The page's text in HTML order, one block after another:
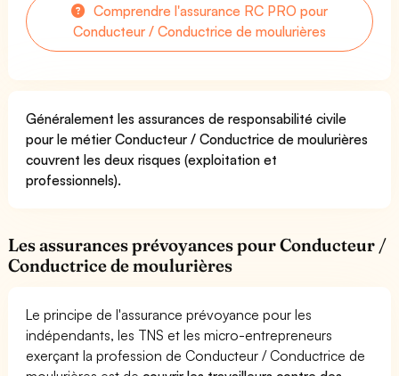
Comprendre l'assurance RC PRO pour
Conducteur / Conductrice de moulurières
Généralement les assurances de responsabilité civile
pour le métier Conducteur / Conductrice de moulurières
couvrent les deux risques (exploitation et
professionnels).
Les assurances prévoyances pour Conducteur /
Conductrice de moulurières
Le principe de l'assurance prévoyance pour les
indépendants, les TNS et les micro-entrepreneurs
exerçant la profession de Conducteur / Conductrice de